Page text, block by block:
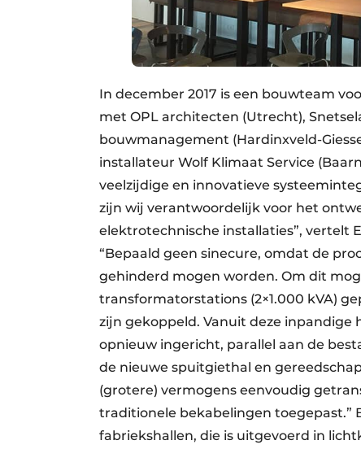
In december 2017 is een bouwteam
met OPL architecten (Utrecht),
bouwmanagement (Hardinxveld-
installateur Wolf Klimaat Service
veelzijdige en innovatieve
zijn wij verantwoordelijk voor het
elektrotechnische installaties”, vertelt
“Bepaald geen sinecure, omdat de
gehinderd mogen worden. Om dit
transformatorstations (2×1.000 kVA)
zijn gekoppeld. Vanuit deze
opnieuw ingericht, parallel aan de
de nieuwe spuitgiethal en
(grotere) vermogens eenvoudig
traditionele bekabelingen toegepast.”
fabriekshallen, die is uitgevoerd in